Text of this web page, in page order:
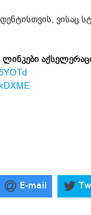
ვისაც
E-mail